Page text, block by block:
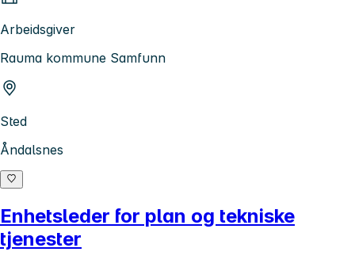
Arbeidsgiver
Rauma kommune Samfunn
Sted
Åndalsnes
Enhetsleder for plan og tekniske
tjenester